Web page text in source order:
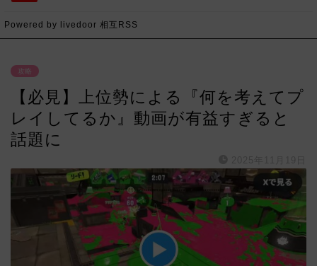
Powered by livedoor 相互RSS
攻略
【必見】上位勢による『何を考えてプ
レイしてるか』動画が有益すぎると
話題に